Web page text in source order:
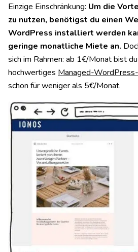
Einzige Einschränkung: Um die
zu nutzen, benötigst du einen
WordPress installiert werden
geringe monatliche Miete an.
sich im Rahmen: ab 1€/Monat bist
hochwertiges Managed-
schon für weniger als 5€/Monat.